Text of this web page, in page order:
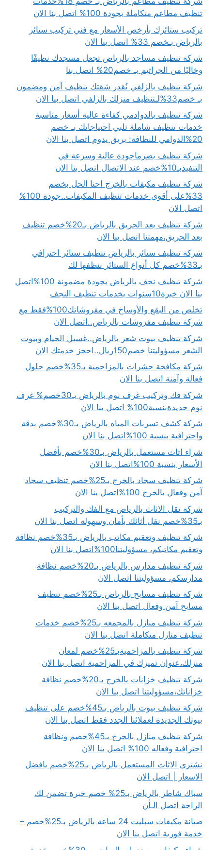
تنظيف مطاعم متكاملة بجودة 100% اتصل بنا الان
تركيب ستائرك بأرخص الأسعار مع فني تركيب ستائر
بالرياض بـخصم 33% اتصل بنا الان
شركة تنظيف مساجد بالرياض تجعل مسجدك نظيفًا
وخاليًا من الجراثيم بـ خصم20% اتصل بنا
شركة تنظيف بالزلفي نُقدر شقتك تنظيف آمن ومضمون
بـ خصم33%لـتنظيف منزلك بالزلفي اتصل بنا الان
شركة تنظيف بالدوادمي كفاءة عالية أسعار مناسبة
خدمات تنظيف شاملة تلبي احتياجاتك بـ خصم
20%الدوامي للنظافة: بريق يدوم اتصل بنا الان
شركة تنظيف بضرماجودة عالية وسرعة في
التنفيذبـ10%خصم عند الاتصال اتصل بنا الان
شركة تنظيف مكيفات بالخرج احنا الحل بخصم
33%على أقوى خدمات تنظيف المكيفات..جودة 100%
اتصل الان
شركة تنظيف بعد الحريق بالرياض بـ20%خصم تنظيف
بعد الحريق،مهمتنا اتصل بنا الان
شركة تنظيف ستائر بالرياض تنظيف ستائر احترافي
بـ33%خصم كل أنواع الستائر ننظفها لك
شركة تنظيف نجف بالرياض بجودة مضمونة 100%اتصل
بنا الان خبرة10سنوات بخدمات تنظيف النجف
تخلص من البقع والأوساخ في مفروشاتك100%فقط مع
شركة تنظيف مفروشات بالرياض..اتصل الان
شركة تنظيف بيوت شعر بالرياض..غسيل الخيام وبيوت
الشعر مسؤوليتنا خصم150ريال..احجز خدمتك الان
شركة مكافحة حشرات بالمزاحمية بـ35%خصم حلول
فعالة وآمنة اتصل بنا الان
شركة فك وتركيب غرف نوم بالرياض بـ30خصم% غرف
نوم جديدةبنسبة100% اتصل بنا الان
شركة كشف تسربات المياه بالرياض بـ30%خصم بدقة
واحترافية بنسبة 100%اتصل بنا الان
شراء اثاث مستعمل بالرياض بـ30%خصم بأفضل
الأسعار بنسبة 100%اتصل بنا الان
شركة تنظيف سجاد بالخرج بـ25%خصم تنظيف سجاد
آمن وفعال بالخرج 100%اتصل بنا الان
شركة نقل الاثاث بالرياض مع الفك والتركيب
بـ35%خصم نقل أثاثك بأمان وسهولة اتصل بنا الان
شركة تنظيف وتعقيم مكاتب بالرياض بـ35%خصم نظافة
وتعقيم مكاتبكم، مسؤوليتنا100%اتصل بنا الان
شركة تنظيف مدارس بالرياض بـ20%خصم نظافة
مدارسكم، مسؤوليتنا اتصل الان
شركة تنظيف مسابح بالرياض بـ25%خصم تنظيف
مسابح آمن وفعال اتصل بنا الان
شركة تنظيف منازل بالمجمعه بـ25%خصم خدمات
تنظيف منازل متكاملة اتصل بنا الان
شركة تنظيف بالمزاحميةبـ25%خصم لمعان
منزلك،عنوان تميزك في المزاحمية اتصل بنا الان
شركة تنظيف خزانات بالخرج بـ20%خصم نظافة
خزاناتك،مسؤوليتنا اتصل بنا الان
شركة تنظيف بيوت بالرياض بـ45%خصم على تنظيف
بيوتك الجديدة لعملائنا الجدد فقط اتصل بنا الان
شركة تنظيف منازل بالخرج بـ45%خصم ونظافة
احترافية وفعاله 100% اتصل بنا الان
نشتري الاثاث المستعمل بالرياض بـ25%خصم بافضل
الاسعار | اتصل الان
سباك شاطر بالرياض بـ25% خصم خبرة تضمن لك
الراحة اتصل الـأن
صيانة مكيفات سبليت 24 ساعة بالرياض بـ25%خصم –
خدمة فورية اتصل بنا الان